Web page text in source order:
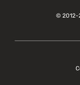
© 2012-